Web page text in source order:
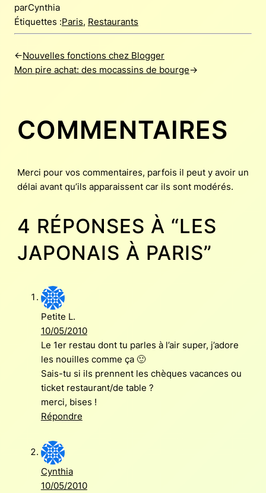
parCynthia
Étiquettes :Paris, Restaurants
←Nouvelles fonctions chez Blogger
Mon pire achat: des mocassins de bourge→
COMMENTAIRES
Merci pour vos commentaires, parfois il peut y avoir un
délai avant qu’ils apparaissent car ils sont modérés.
4 RÉPONSES À “LES
JAPONAIS À PARIS”
Petite L.
10/05/2010
Le 1er restau dont tu parles à l’air super, j’adore
les nouilles comme ça 🙂
Sais-tu si ils prennent les chèques vacances ou
ticket restaurant/de table ?
merci, bises !
Répondre
Cynthia
10/05/2010